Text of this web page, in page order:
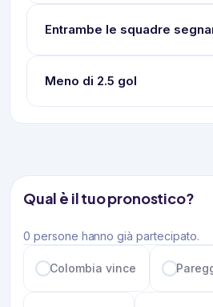
Entrambe le squadre
Meno di 2.5 gol
Qual è il tuo pronostico?
0 persone hanno già partecipato.
Colombia vince